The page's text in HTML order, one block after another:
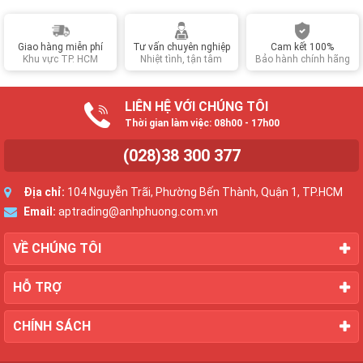
Giao hàng miễn phí
Khu vực TP. HCM
Tư vấn chuyên nghiệp
Nhiệt tình, tận tâm
Cam kết 100%
Bảo hành chính hãng
LIÊN HỆ VỚI CHÚNG TÔI
Thời gian làm việc: 08h00 - 17h00
(028)38 300 377
Địa chỉ: 104 Nguyễn Trãi, Phường Bến Thành, Quận 1, TP.HCM
Email: aptrading@anhphuong.com.vn
VỀ CHÚNG TÔI
HỖ TRỢ
CHÍNH SÁCH